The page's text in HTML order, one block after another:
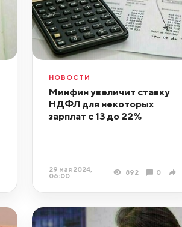
НОВОСТИ
Минфин увеличит ставку
НДФЛ для некоторых
зарплат с 13 до 22%
29 мая 2024,
06:00
892 0